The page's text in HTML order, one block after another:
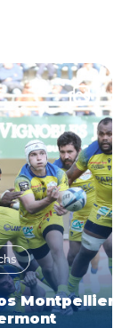
Montpellier